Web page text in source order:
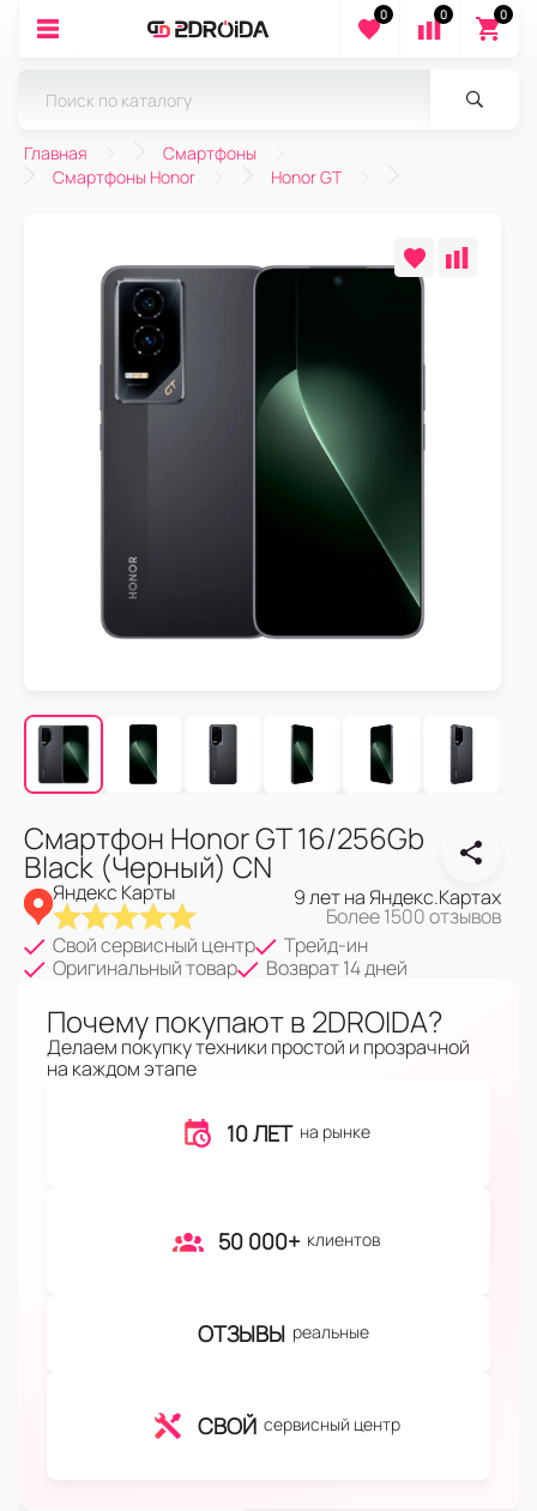
0 0 0
Главная
Смартфоны
Смартфоны Honor
Honor GT
Смартфон Honor GT 16/256Gb
Black (Черный) CN
Яндекс Карты 9 лет на Яндекс.Картах
Более 1500 отзывов
Свой сервисный центр
Трейд-ин
Оригинальный товар
Возврат 14 дней
Почему покупают в 2DROIDA?
Делаем покупку техники простой и прозрачной
на каждом этапе
10 ЛЕТ на рынке
50 000+ клиентов
ОТЗЫВЫ реальные
СВОЙ сервисный центр